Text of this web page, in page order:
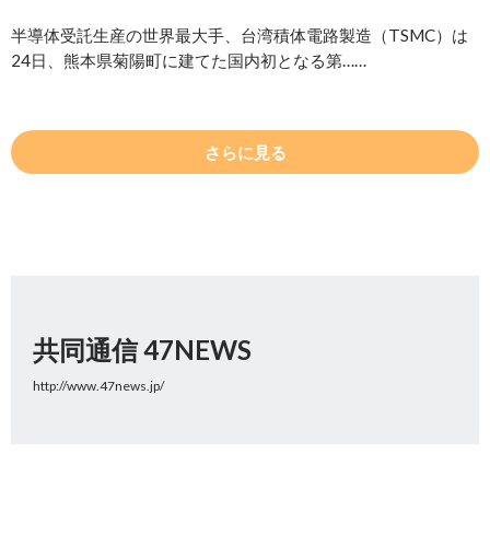
半導体受託生産の世界最大手、台湾積体電路製造（TSMC）は
24日、熊本県菊陽町に建てた国内初となる第……
さらに見る
共同通信 47NEWS
http://www.47news.jp/